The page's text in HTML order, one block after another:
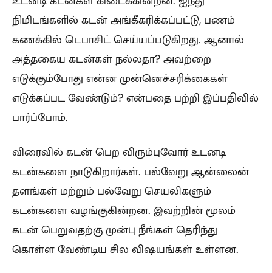
நிமிடங்களில் கடன் அங்கீகரிக்கப்பட்டு, பணம்
கணக்கில் டெபாசிட் செய்யப்படுகிறது. ஆனால்
அத்தகைய கடன்கள் நல்லதா? அவற்றை
எடுக்கும்போது என்ன முன்னெச்சரிக்கைகள்
எடுக்கப்பட வேண்டும்? என்பதை பற்றி இப்பதிவில்
பார்ப்போம்.
விரைவில் கடன் பெற விரும்புவோர் உடனடி
கடன்களை நாடுகிறார்கள். பல்வேறு ஆன்லைன்
தளங்கள் மற்றும் பல்வேறு செயலிகளும்
கடன்களை வழங்குகின்றன. இவற்றின் மூலம்
கடன் பெறுவதற்கு முன்பு நீங்கள் தெரிந்து
கொள்ள வேண்டிய சில விஷயங்கள் உள்ளன.